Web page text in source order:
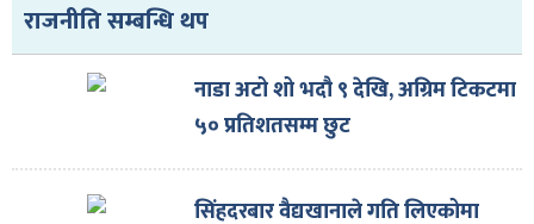
राजनीति सम्बन्धि थप
नाडा अटो शो भदौ ९ देखि, अग्रिम टिकटमा
५० प्रतिशतसम्म छुट
सिंहदरबार वैद्यखानाले गति लिएकोमा